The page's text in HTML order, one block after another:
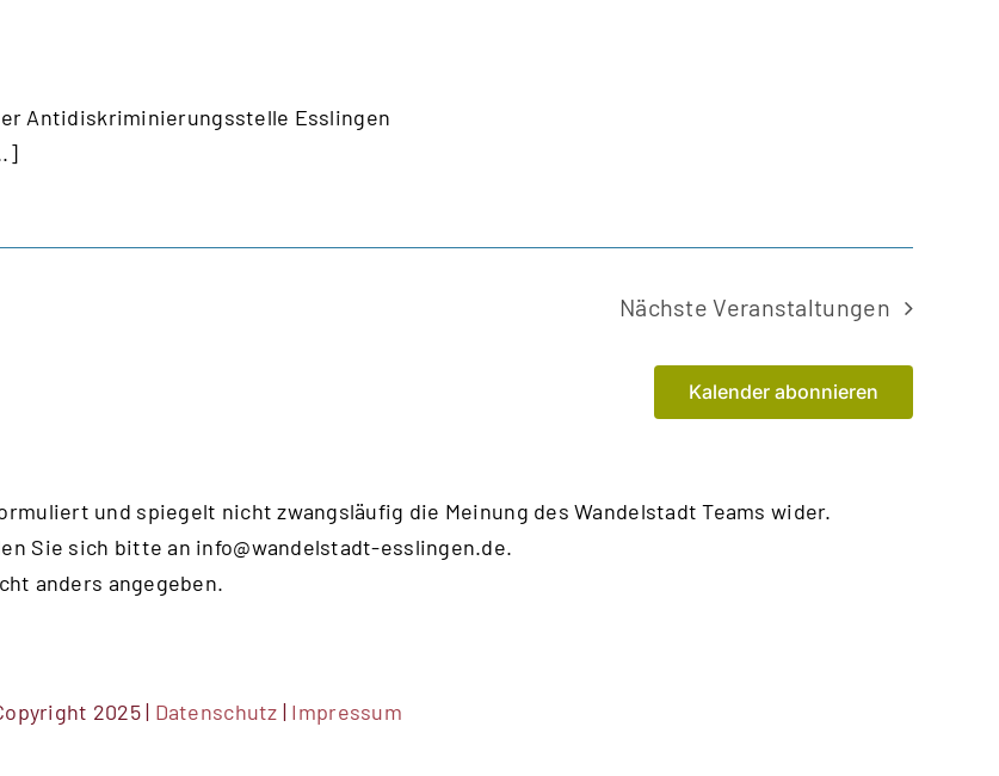
Antidiskriminierungsstelle Esslingen
NächsteVeranstaltungen
Kalender abonnieren
und spiegelt nicht zwangsläufig die Meinung des Wandelstadt Teams wider.
Sie sich bitte an info@wandelstadt-esslingen.de.
anders angegeben.
2025 | Datenschutz | Impressum